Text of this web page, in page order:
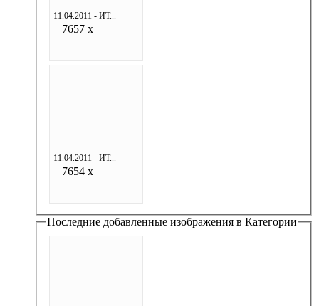
11.04.2011 - ИТ...
7657 x
11.04.2011 - ИТ...
7654 x
Последние добавленные изображения в Категории